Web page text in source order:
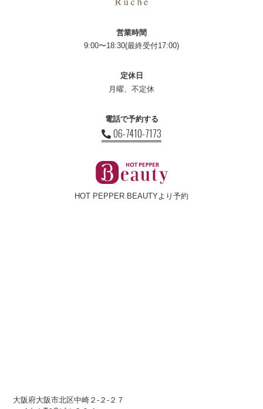
営業時間
9:00〜18:30(最終受付17:00)
定休日
月曜、不定休
電話で予約する
06-7410-7173
HOT PEPPER BEAUTYより予約
大阪府大阪市北区中崎２-２-２７